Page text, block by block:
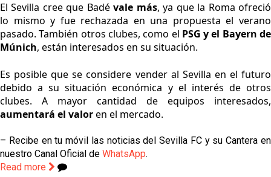
El Sevilla cree que Badévale más, ya que la Roma ofreció
lo mismo y fue rechazada en una propuesta el verano
pasado. También otros clubes, como el PSG y el Bayern de
Múnich, están interesados en su situación.
Es posible que se considere vender al Sevilla en el futuro
debido a su situación económica y el interés de otros
clubes. A mayor cantidad de equipos interesados,
aumentará el valoren el mercado.
– Recibe en tu móvil las noticias del Sevilla FC y su Cantera en
nuestro Canal Oficial de WhatsApp.
Read more